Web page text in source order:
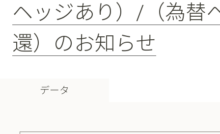
ヘッジあり）/（為替
還）のお知らせ
データ